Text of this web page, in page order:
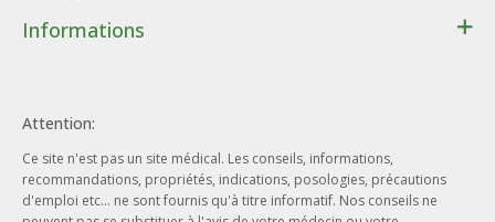
Santé
Cadeaux
Phytothérapie
Aromathérapie
Informations
Données personnelles
Conditions d’utilisation du site web
Notre entreprise
Attention:
Ce site n'est pas un site médical. Les conseils, informations,
recommandations, propriétés, indications, posologies, précautions
d'emploi etc... ne sont fournis qu'à titre informatif. Nos conseils ne